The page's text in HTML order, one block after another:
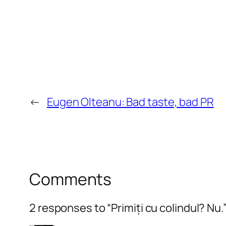
← Eugen Olteanu: Bad taste, bad PR
Comments
2 responses to “Primiți cu colindul? Nu.”